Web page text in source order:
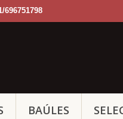
696751798
BAÚLES